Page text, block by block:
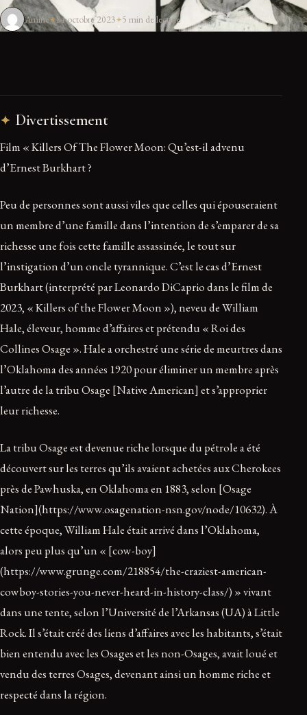
Amine 14 octobre 2023 5 min de lecture
Divertissement
Film « Killers Of The Flower Moon: Qu’est-il advenu
d’Ernest Burkhart ?
Peu de personnes sont aussi viles que celles qui épouseraient
un membre d’une famille dans l’intention de s’emparer de sa
richesse une fois cette famille assassinée, le tout sur
l’instigation d’un oncle tyrannique. C’est le cas d’Ernest
Burkhart (interprété par Leonardo DiCaprio dans le film de
2023, « Killers of the Flower Moon »), neveu de William
Hale, éleveur, homme d’affaires et prétendu « Roi des
Collines Osage ». Hale a orchestré une série de meurtres dans
l’Oklahoma des années 1920 pour éliminer un membre après
l’autre de la tribu Osage [Native American] et s’approprier
leur richesse.
La tribu Osage est devenue riche lorsque du pétrole a été
découvert sur les terres qu’ils avaient achetées aux Cherokees
près de Pawhuska, en Oklahoma en 1883, selon [Osage
Nation](https://www.osagenation-nsn.gov/node/10632). À
cette époque, William Hale était arrivé dans l’Oklahoma,
alors peu plus qu’un « [cow-boy]
(https://www.grunge.com/218854/the-craziest-american-
cowboy-stories-you-never-heard-in-history-class/) » vivant
dans une tente, selon l’Université de l’Arkansas (UA) à Little
Rock. Il s’était créé des liens d’affaires avec les habitants, s’était
bien entendu avec les Osages et les non-Osages, avait loué et
vendu des terres Osages, devenant ainsi un homme riche et
respecté dans la région.